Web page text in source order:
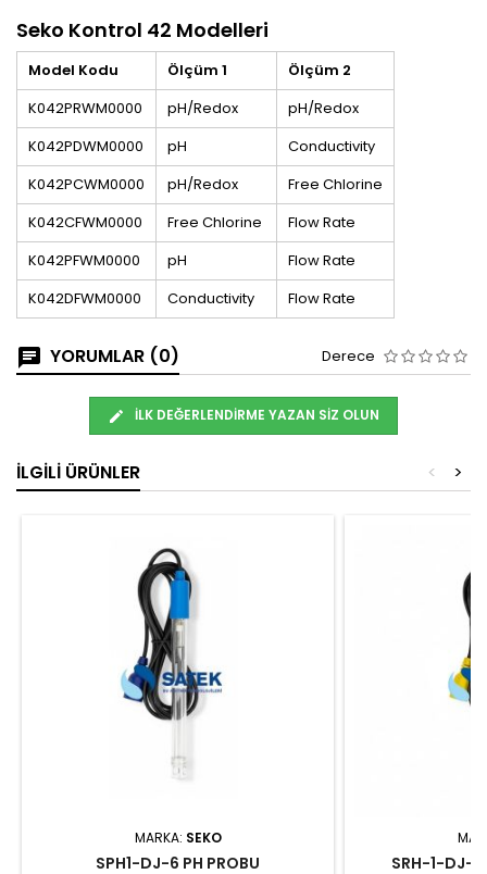
Seko Kontrol 42 Modelleri
Model Kodu Ölçüm 1
Ölçüm 2
K042PRWM0000
pH/Redox
pH/Redox
K042PDWM0000
pH
Conductivity
K042PCWM0000
pH/Redox
Free Chlorine
K042CFWM0000
Free Chlorine
Flow Rate
K042PFWM0000
pH
Flow Rate
K042DFWM0000
Conductivity Flow Rate
YORUMLAR (0) Derece
İLK DEĞERLENDIRME YAZAN SIZ OLUN
İLGILI ÜRÜNLER >
<
MARKA: SEKO
SPH1-DJ-6 PH PROBU SRH-1-DJ-